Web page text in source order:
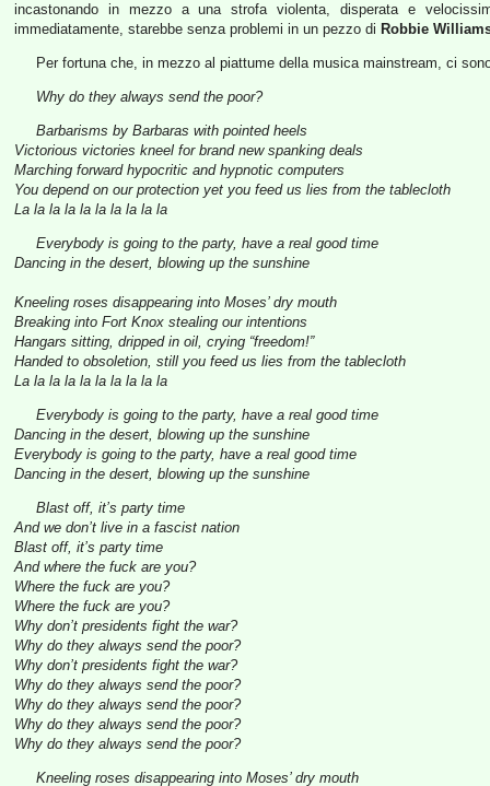
incastonando in mezzo a una strofa violenta, disperata e
immediatamente, starebbe senza problemi in un pezzo di Robbie
Per fortuna che, in mezzo al piattume della musica mainstream, ci
Why do they always send the poor?
Barbarisms by Barbaras with pointed heels
Victorious victories kneel for brand new spanking deals
Marching forward hypocritic and hypnotic computers
You depend on our protection yet you feed us lies from the tablecloth
La la la la la la la la la la
Everybody is going to the party, have a real good time
Dancing in the desert, blowing up the sunshine
Kneeling roses disappearing into Moses’ dry mouth
Breaking into Fort Knox stealing our intentions
Hangars sitting, dripped in oil, crying “freedom!”
Handed to obsoletion, still you feed us lies from the tablecloth
La la la la la la la la la la
Everybody is going to the party, have a real good time
Dancing in the desert, blowing up the sunshine
Everybody is going to the party, have a real good time
Dancing in the desert, blowing up the sunshine
Blast off, it’s party time
And we don’t live in a fascist nation
Blast off, it’s party time
And where the fuck are you?
Where the fuck are you?
Where the fuck are you?
Why don’t presidents fight the war?
Why do they always send the poor?
Why don’t presidents fight the war?
Why do they always send the poor?
Why do they always send the poor?
Why do they always send the poor?
Why do they always send the poor?
Kneeling roses disappearing into Moses’ dry mouth